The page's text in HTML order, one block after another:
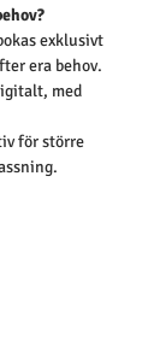
exklusivt
era behov.
med
för större